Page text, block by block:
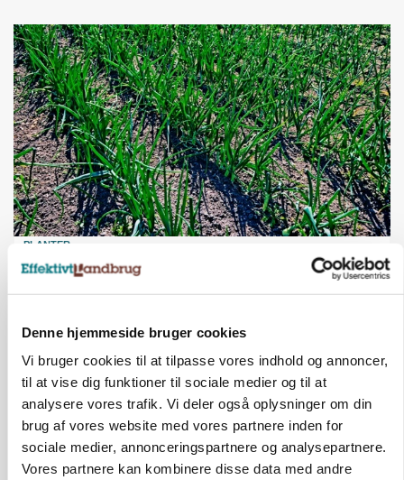
Denne hjemmeside bruger cookies
Vi bruger cookies til at tilpasse vores indhold og annoncer,
til at vise dig funktioner til sociale medier og til at
analysere vores trafik. Vi deler også oplysninger om din
brug af vores website med vores partnere inden for
sociale medier, annonceringspartnere og analysepartnere.
Vores partnere kan kombinere disse data med andre
PLANTER
Grøntsagsproduktion presset af kvælstofkrav: 6
hektar brak for 1 hektar porrer